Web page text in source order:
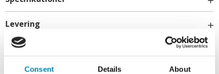
Consent Details About
Levering
Kontakt